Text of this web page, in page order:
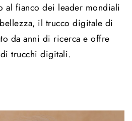
al fianco dei leader mondiali
il trucco digitale di
da anni di ricerca e offre
trucchi digitali.